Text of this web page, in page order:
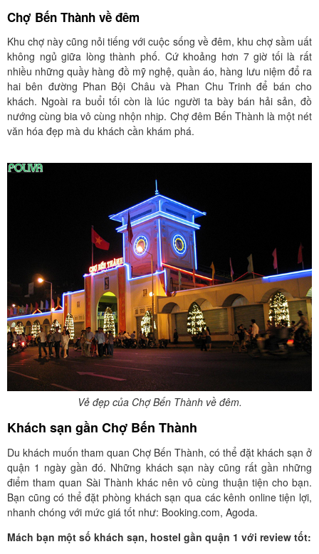
Chợ Bến Thành về đêm
Khu chợ này cũng nỏi tiếng với cuộc sống về đêm, khu chợ sầm uất
không ngủ giữa lòng thành phố. Cứ khoảng hơn 7 giờ tối là rất
nhiều những quầy hàng đồ mỹ nghệ, quần áo, hàng lưu niệm đổ ra
hai bên đường Phan Bội Châu và Phan Chu Trinh để bán cho
khách. Ngoài ra buổi tối còn là lúc người ta bày bán hải sản, đồ
nướng cùng bia vô cùng nhộn nhịp. Chợ đêm Bến Thành là một nét
văn hóa đẹp mà du khách cần khám phá.
Vẻ đẹp của Chợ Bến Thành về đêm.
Khách sạn gần Chợ Bến Thành
Du khách muốn tham quan Chợ Bến Thành, có thể đặt khách sạn ở
quận 1 ngày gần đó. Những khách sạn này cũng rất gần những
điểm tham quan Sài Thành khác nên vô cùng thuận tiện cho bạn.
Bạn cũng có thể đặt phòng khách sạn qua các kênh online tiện lợi,
nhanh chóng với mức giá tốt như: Booking.com, Agoda.
Mách bạn một số khách sạn, hostel gần quận 1 với review tốt: